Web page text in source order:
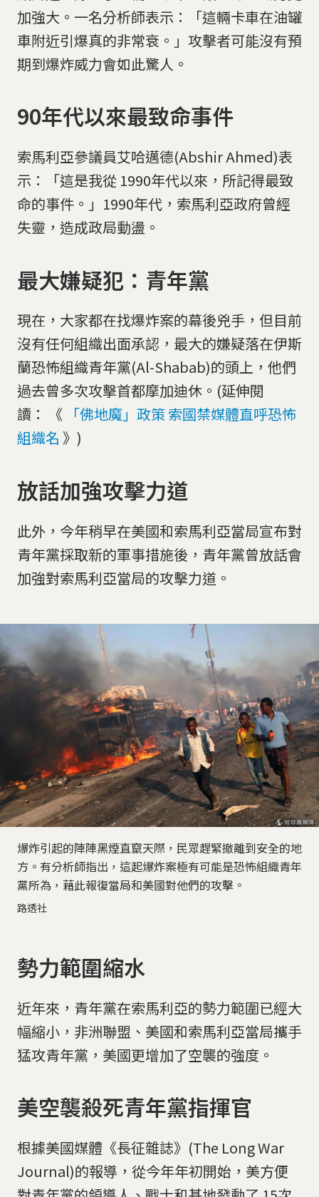
加強大。一名分析師表示：「這輛卡車在油罐
車附近引爆真的非常衰。」攻擊者可能沒有預
期到爆炸威力會如此驚人。
90年代以來最致命事件
索馬利亞參議員艾哈邁德(Abshir Ahmed)表
示：「這是我從 1990年代以來，所記得最致
命的事件。」1990年代，索馬利亞政府曾經
失靈，造成政局動盪。
最大嫌疑犯：青年黨
現在，大家都在找爆炸案的幕後兇手，但目前
沒有任何組織出面承認，最大的嫌疑落在伊斯
蘭恐怖組織青年黨(Al-Shabab)的頭上，他們
過去曾多次攻擊首都摩加迪休。(延伸閱
讀： 《
「佛地魔」政策 索國禁媒體直呼恐怖
組織名 》)
放話加強攻擊力道
此外，今年稍早在美國和索馬利亞當局宣布對
青年黨採取新的軍事措施後，青年黨曾放話會
加強對索馬利亞當局的攻擊力道。
爆炸引起的陣陣黑煙直竄天際，民眾趕緊撤離到安全的地
方。有分析師指出，這起爆炸案極有可能是恐怖組織青年
黨所為，藉此報復當局和美國對他們的攻擊。
路透社
勢力範圍縮水
近年來，青年黨在索馬利亞的勢力範圍已經大
幅縮小，非洲聯盟、美國和索馬利亞當局攜手
猛攻青年黨，美國更增加了空襲的強度。
美空襲殺死青年黨指揮官
根據美國媒體《長征雜誌》(The Long War
Journal)的報導，從今年年初開始，美方便